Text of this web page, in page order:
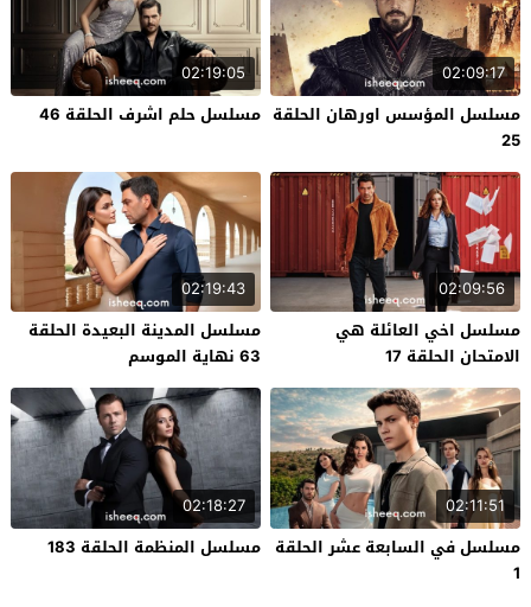
02:09:17
مسلسل المؤسس اورهان الحلقة
25
02:19:05
مسلسل حلم اشرف الحلقة 46
02:09:56
مسلسل اخي العائلة هي
الامتحان الحلقة 17
02:19:43
مسلسل المدينة البعيدة الحلقة
63 نهاية الموسم
02:11:51
مسلسل في السابعة عشر الحلقة
1
02:18:27
مسلسل المنظمة الحلقة 183